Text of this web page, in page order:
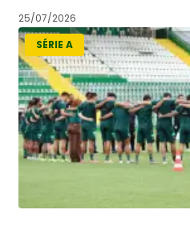
25/07/2026
SÉRIE A